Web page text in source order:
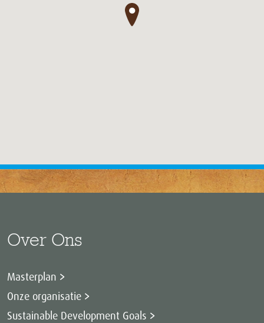
●
Over Ons
Masterplan
Onze organisatie
Sustainable Development Goals